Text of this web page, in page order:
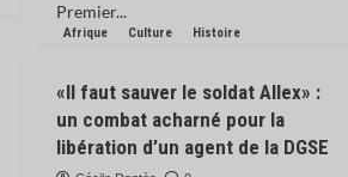
Premier...
Afrique Culture Histoire
«Il faut sauver le soldat Allex» :
un combat acharné pour la
libération d’un agent de la DGSE